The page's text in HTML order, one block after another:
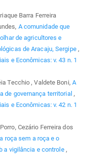
Barra Ferreira
A comunidade que
de agricultores e
de Aracaju, Sergipe ,
e Econômicas: v. 43 n. 1
Tecchio , Valdete Boni, A
de governança territorial ,
e Econômicas: v. 42 n. 1
Cezário Ferreira dos
roça sem a roça e o
a vigilância e controle,